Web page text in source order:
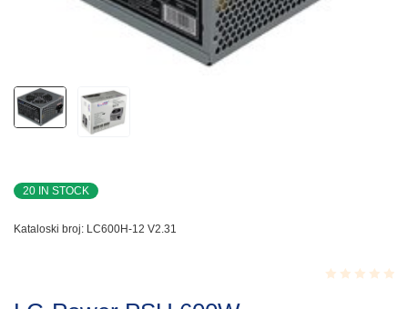
20 IN STOCK
Kataloski broj: LC600H-12 V2.31